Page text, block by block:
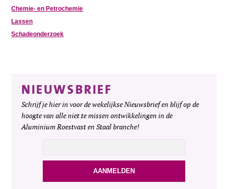
Chemie- en Petrochemie
Lassen
Schadeonderzoek
NIEUWSBRIEF
Schrijf je hier in voor de wekelijkse Nieuwsbrief en blijf op de
hoogte van alle niet te missen ontwikkelingen in de
Aluminium Roestvast en Staal branche!